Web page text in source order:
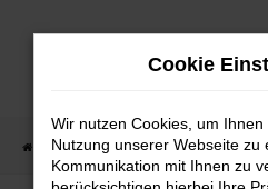
Zum
Startseite Fahrzeugangebote
Cookie
Wir nutzen Cookies, um
Nutzung unserer Webseite
Kommunikation mit Ihnen zu